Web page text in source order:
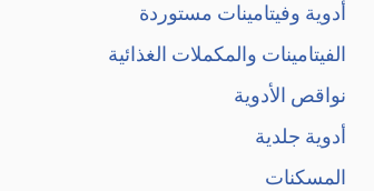
أدوية وفيتامينات مستوردة
الفيتامينات والمكملات الغذائية
نواقص الأدوية
أدوية جلدية
المسكنات